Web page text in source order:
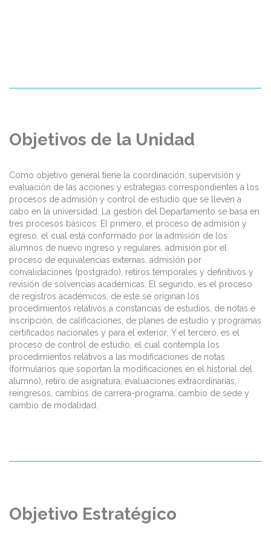
Objetivos de la Unidad
Como objetivo general tiene la coordinación, supervisión y
evaluación de las acciones y estrategias correspondientes a los
procesos de admisión y control de estudio que se lleven a
cabo en la universidad. La gestión del Departamento se basa en
tres procesos básicos: El primero, el proceso de admisión y
egreso, el cual está conformado por la admisión de los
alumnos de nuevo ingreso y regulares, admisión por el
proceso de equivalencias externas, admisión por
convalidaciones (postgrado), retiros temporales y definitivos y
revisión de solvencias académicas; El segundo, es el proceso
de registros académicos, de este se originan los
procedimientos relativos a constancias de estudios, de notas e
inscripción, de calificaciones, de planes de estudio y programas
certificados nacionales y para el exterior; Y el tercero, es el
proceso de control de estudio, el cual contempla los
procedimientos relativos a las modificaciones de notas
(formularios que soportan la modificaciones en el historial del
alumno), retiro de asignatura, evaluaciones extraordinarias,
reingresos, cambios de carrera-programa, cambio de sede y
cambio de modalidad.
Objetivo Estratégico